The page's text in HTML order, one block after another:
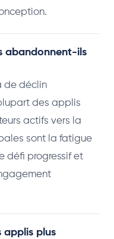
abandonnent-ils
de déclin
des applis
actifs vers la
sont la fatigue
défi progressif et
applis plus